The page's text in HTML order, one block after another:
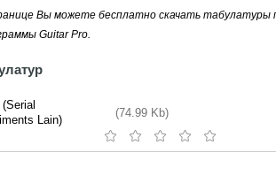
ИСПОЛНИТЕЛЯ "BOA"
Вы можете бесплатно скачать табулатуры
Guitar Pro.
Lain)
(74.99 Kb)